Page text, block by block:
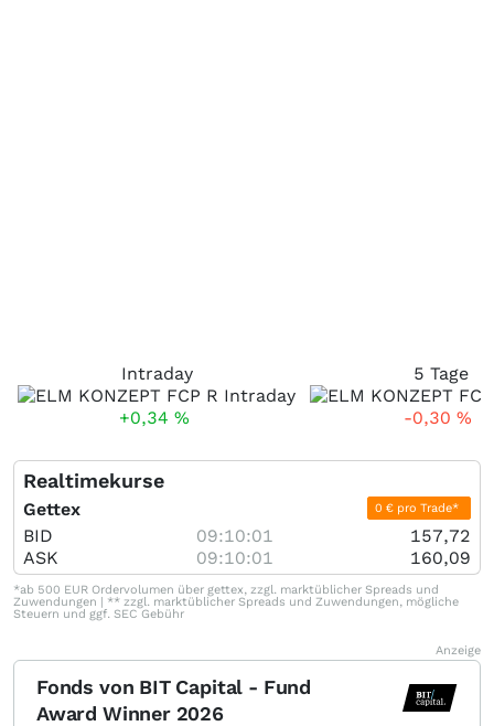
Intraday
+0,34 %
5 Tage
-0,30 %
Realtimekurse
Gettex 0 € pro Trade*
BID 09:10:01
157,72
ASK
09:10:01 160,09
*ab 500 EUR Ordervolumen über gettex, zzgl. marktüblicher Spreads und
Zuwendungen | ** zzgl. marktüblicher Spreads und Zuwendungen, mögliche
Steuern und ggf. SEC Gebühr
Anzeige
Fonds von BIT Capital - Fund
Award Winner 2026